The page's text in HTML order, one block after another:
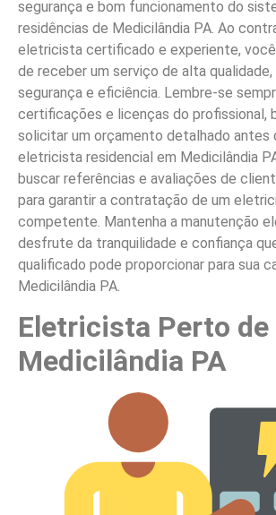
segurança e bom funcionamento do
residências de Medicilândia PA. Ao
eletricista certificado e experiente,
de receber um serviço de alta
segurança e eficiência. Lembre-se
certificações e licenças do profissional,
solicitar um orçamento detalhado antes
eletricista residencial em Medicilândia
buscar referências e avaliações de
para garantir a contratação de um
competente. Mantenha a manutenção
desfrute da tranquilidade e confiança
qualificado pode proporcionar para sua
Medicilândia PA.
Eletricista Perto
Medicilândia PA